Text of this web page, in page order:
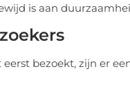
is aan
eerst bezoekt, zijn er